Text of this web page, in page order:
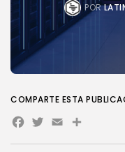
PUBLICACIONES
POR
POR
COMPARTE ESTA
Facebook
Twitter
EmailShare